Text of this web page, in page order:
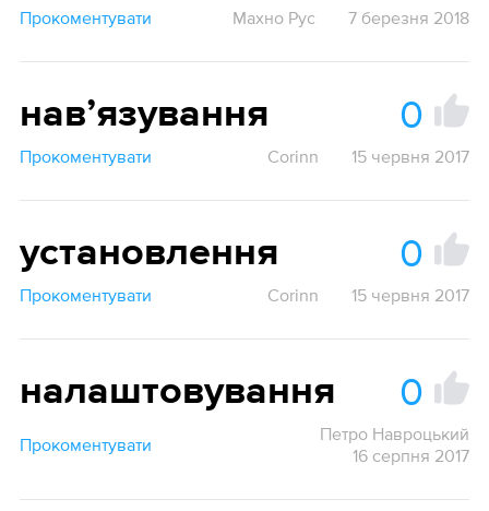
Прокоментувати Махно Рус 7 березня 2018
навʼязування 0
Прокоментувати Corinn 15 червня 2017
установлення 0
Прокоментувати Corinn 15 червня 2017
налаштовування 0
Прокоментувати
Петро Навроцький
16 серпня 2017